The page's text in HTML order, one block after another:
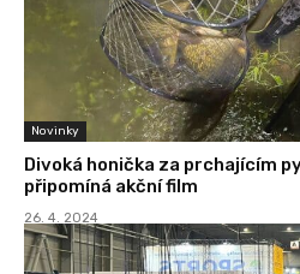
Novinky
Divoká honička za prchajícím
připomíná akční film
26. 4. 2024